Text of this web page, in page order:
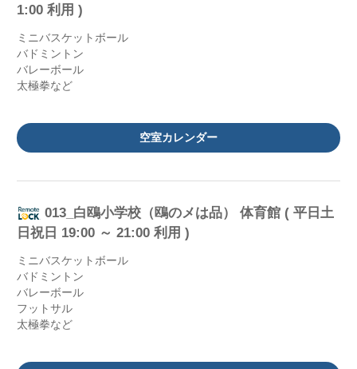
1:00 利用 )
ミニバスケットボール
バドミントン
バレーボール
太極拳など
空室カレンダー
013_白鴎小学校（鴎のメは品） 体育館 ( 平日土
日祝日 19:00 ～ 21:00 利用 )
ミニバスケットボール
バドミントン
バレーボール
フットサル
太極拳など